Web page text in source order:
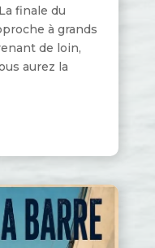
finale du
à grands
de loin,
aurez la